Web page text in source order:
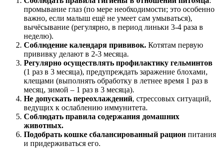
промывание глаз (по мере необходимости; это особенно
важно, если малыш ещё не умеет сам умываться),
вычёсывание (регулярно, в период линьки 3-4 раза в
неделю).
Соблюдение календаря прививок. Котятам первую
прививку делают в 2-3 месяца.
Регулярно осуществлять профилактику гельминтов
(1 раз в 3 месяца), предупреждать заражение блохами,
клещами (выполнять обработку в летнее время 1 раз в
месяц, зимой – 1 раз в 3 месяца).
Не допускать переохлаждений, стрессовых ситуаций,
ведущих к ослаблению иммунитета.
Соблюдать правила содержания домашних
животных.
Подобрать кошке сбалансированный рацион питания
и придерживаться его.